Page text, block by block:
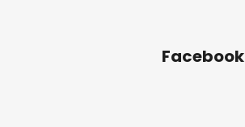
Facebook